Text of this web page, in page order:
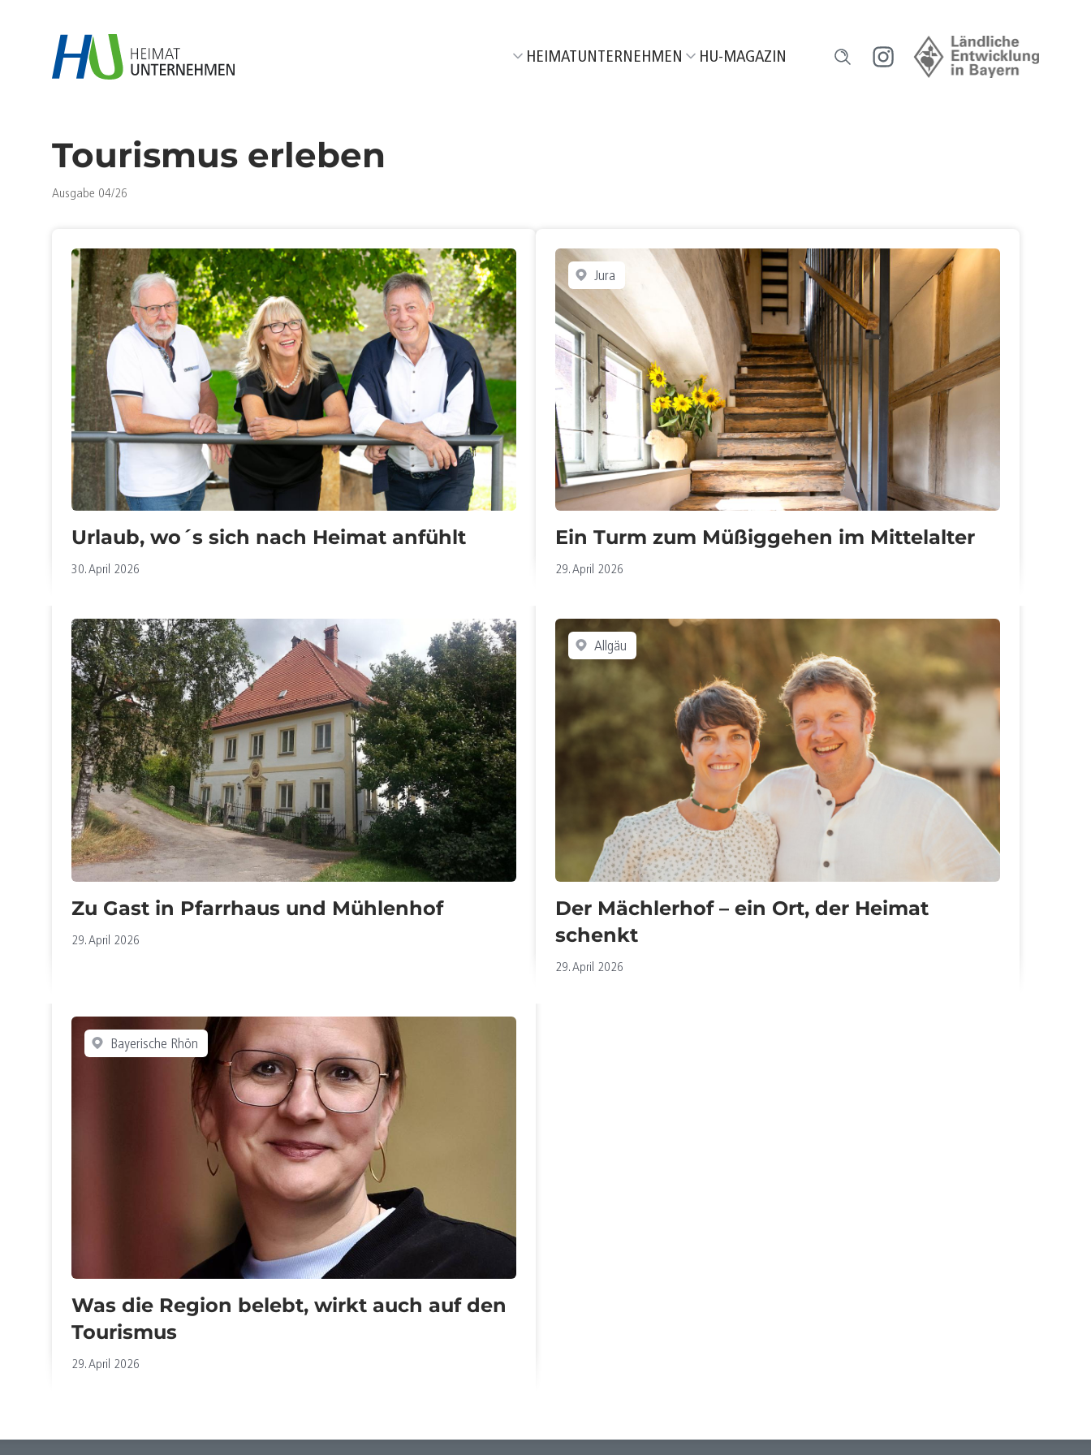
HEIMATUNTERNEHMEN HU-MAGAZIN
02/26 Teilhaber werden
01/26 Jugend gestaltet
06/25 Kreative Gastro
Bürger befähigen
04/25 Kultur belebt
03/25 Kapital mit Seele
02/25 Entrepreneur sein
01/25 Freiraum gestalten
Tourismus erleben
Ausgabe 04/26
Urlaub, wo´s sich nach Heimat anfühlt
30. April 2026
Jura
Ein Turm zum Müßiggehen im Mittelalter
29. April 2026
Zu Gast in Pfarrhaus und Mühlenhof
29. April 2026
Allgäu
Der Mächlerhof – ein Ort, der Heimat
schenkt
29. April 2026
Bayerische Rhön
Was die Region belebt, wirkt auch auf den
Tourismus
29. April 2026